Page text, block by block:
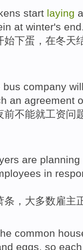
start laying
at winter's end
始下蛋， 在冬天
bus company
an agreement
前不能就工资问
are planning
in
条 ， 大多数雇主
common
eggs, so each